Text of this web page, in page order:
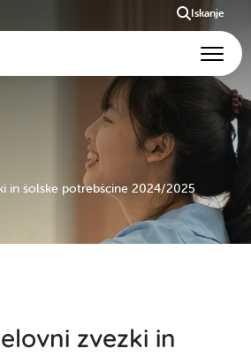
in šolske potrebšcine 2024/2025
zvezki in
Iskanje